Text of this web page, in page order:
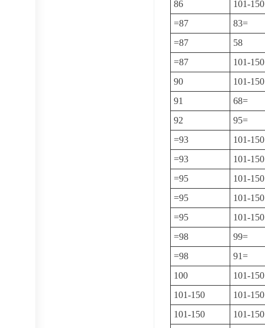
86
101-150
=87
83=
=87
58
=87
101-150
90
101-150
91
68=
92
95=
=93
101-150
=93
101-150
=95
101-150
=95
101-150
=95
101-150
=98
99=
=98
91=
100
101-150
101-150
101-150
101-150
101-150